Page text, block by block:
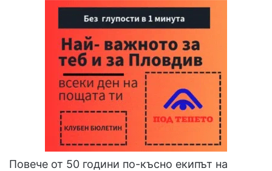
Повече от 50 години по-късно екипът на